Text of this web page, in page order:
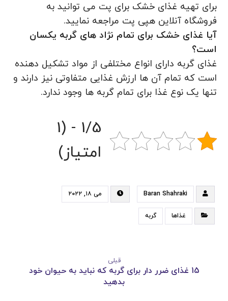
برای تهیه غذای خشک برای پت می توانید به
فروشگاه آنلاین هپی پت مراجعه نمایید.
آیا غذای خشک برای تمام نژاد های گربه یکسان
است؟
غذای گربه دارای انواع مختلفی از مواد تشکیل دهنده
است که تمام آن ها ارزش غذایی متفاوتی نیز دارند و
تنها یک نوع غذا برای تمام گربه ها وجود ندارد.
1/5 - (1
امتیاز)
Baran Shahraki می ۱۸, ۲۰۲۲
غذاها گربه
قبلی
15 غذای ضرر دار برای گربه که نباید به حیوان خود
بدهید